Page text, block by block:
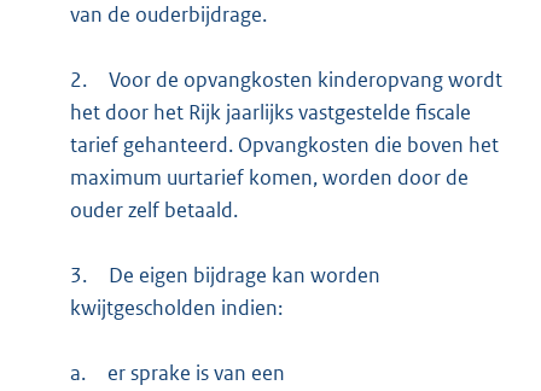
van de ouderbijdrage.
2.
Voor de opvangkosten kinderopvang wordt
het door het Rijk jaarlijks vastgestelde fiscale
tarief gehanteerd. Opvangkosten die boven het
maximum uurtarief komen, worden door de
ouder zelf betaald.
3.
De eigen bijdrage kan worden
kwijtgescholden indien:
a.
er sprake is van een